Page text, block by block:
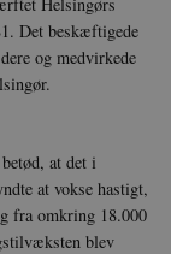
Det beskæftigede
og medvirkede
at det i
at vokse hastigt,
fra omkring 18.000
blev